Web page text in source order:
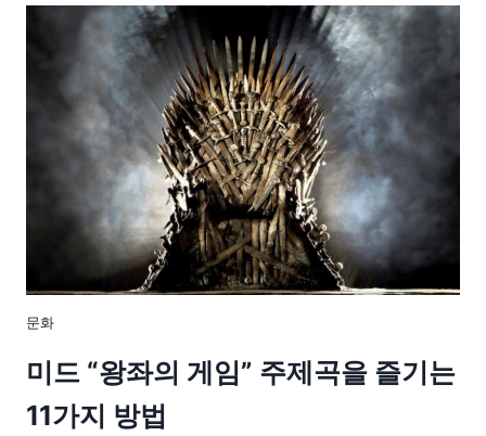
문화
미드 “왕좌의 게임” 주제곡을 즐기는
11가지 방법